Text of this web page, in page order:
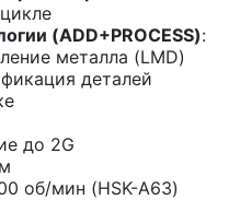
(ADD+PROCESS):
металла (LMD)
деталей
до 2G
об/мин (HSK-A63)